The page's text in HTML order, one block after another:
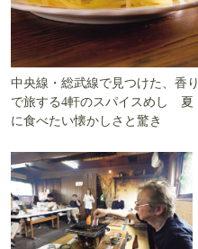
中央線・総武線で見つけた、香り
で旅する4軒のスパイスめし 夏
に食べたい懐かしさと驚き